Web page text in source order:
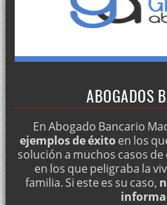
ABOGADOS
En Abogado Bancario
ejemplos de éxitoen los
solución a muchos casos
en los que peligraba la
familia. Si este es su caso,